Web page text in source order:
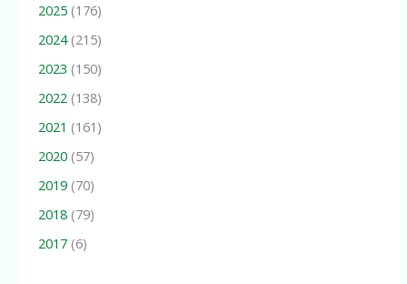
2025 (176)
2024(215)
2023 (150)
2022 (138)
2021 (161)
2020 (57)
2019 (70)
2018 (79)
2017 (6)